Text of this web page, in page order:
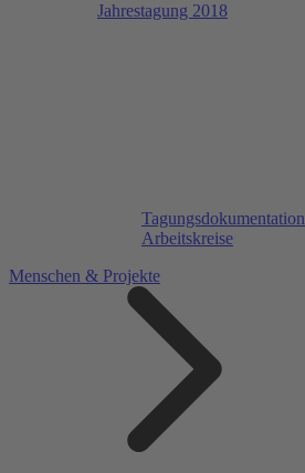
Jahrestagung 2018
Tagungsdokumentation
Arbeitskreise
Menschen & Projekte